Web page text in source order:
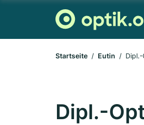
Startseite Eutin
Dipl.-